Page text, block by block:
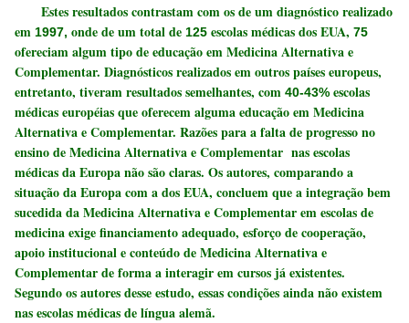
Estes resultados contrastam com os de um diagnóstico realizado
em1997, onde de um total de125 escolas médicas dos EUA,75
ofereciam algum tipo de educação em Medicina Alternativa e
Complementar. Diagnósticos realizados em outros países europeus,
entretanto, tiveram resultados semelhantes, com40-43% escolas
médicas européias que oferecem alguma educação em Medicina
Alternativa e Complementar. Razões para a falta de progresso no
ensino de Medicina Alternativa e Complementar nas escolas
médicas da Europa não são claras. Os autores, comparando a
situação da Europa com a dos EUA, concluem que a integração bem
sucedida da Medicina Alternativa e Complementar em escolas de
medicina exige financiamento adequado, esforço de cooperação,
apoio institucional e conteúdo de Medicina Alternativa e
Complementar de forma a interagir em cursos já existentes.
Segundo os autores desse estudo, essas condições ainda não existem
nas escolas médicas de língua alemã.